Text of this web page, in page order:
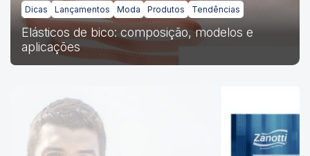
Dicas Lançamentos Moda Produtos Tendências
Elásticos de bico: composição, modelos e
aplicações